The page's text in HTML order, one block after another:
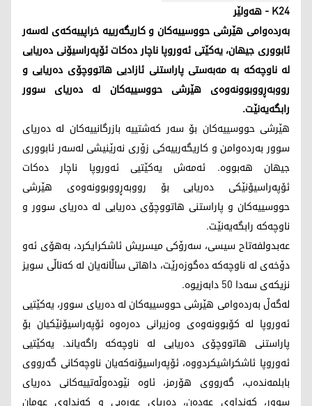
K24 - هەولێر
بەردەوامی هێرشی حووسییەکان و کاریگەرییە خراپییەکەی لەسەر
ئابووری جیهان، یەکێتی ئەوروپا ناچار دەکات ئۆپەراسیۆنی دەریایی
لە ناوچەکە بە مەبەستی پاراستنی ئازادیی هاتووچۆی دەریایی و
رووبەڕووبوونەوەی هێرشی حووسییەکان لە دەریای سوور
رابگەیەنێت.
هێرشی حووسییەکان بۆ سەر کەشتییە بازرگانییەکان لە دەریای
سوور بەردەوامن و کاریگەرییەکی زۆری نەرێنیشی لەسەر ئابووری
جیهان هەبووە. ئەمەش یەکێتیی ئەوروپا ناچار دەکات
ئۆپەراسیۆنێکی دەریایی بۆ رووبەڕووبوونەوەی هێرشی
حووسییەکان و پاراستنی هاتووچۆی دەریایی لە دەریای سوور و
ناوچەکە رابگەیەنێت.
عەبدولفەتاح سیسی، سەرۆکی میسریش ئاشکرایکرد، بەهۆی ئەو
دۆخەی لە ناوچەکە دەگوزەرێت، داهاتی ساڵانەیان لە کەناڵی سویز
نزیکەی سەدا 50 دابەزیوە.
لەگەڵ بەردەوامی هێرشی حووسییەکان لە دەریای سوور، یەکێتیی
ئەوروپا لە کۆبوونەوەی وەزیرانی دەرەوە ئۆپەراسیۆنێکیان بۆ
پاراستنی هاتووچۆی دەریایی لە ناوچەکە راگەیاند. یەکێتیی
ئەوروپا ئاشکراشیکردووە، ئۆپەراسیۆنەکەیان ناوچەکانی گەرووی
بابلمەندەب، گەرووی هۆرمز، ئاوە نێودەوڵەتییەکانی دەریای